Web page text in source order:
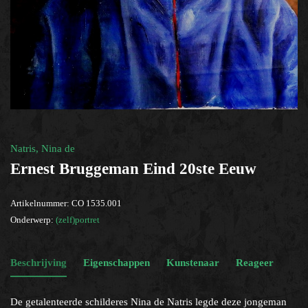
Natris, Nina de
Ernest Bruggeman Eind 20ste Eeuw
Artikelnummer: CO 1535.001
Onderwerp: (zelf)portret
Beschrijving Eigenschappen Kunstenaar Reageer
De getalenteerde schilderes Nina de Natris legde deze jongeman
×
(zelf)portret
Help?